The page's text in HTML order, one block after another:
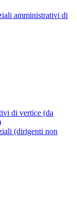
amministrativi di
di vertice (da
(dirigenti non